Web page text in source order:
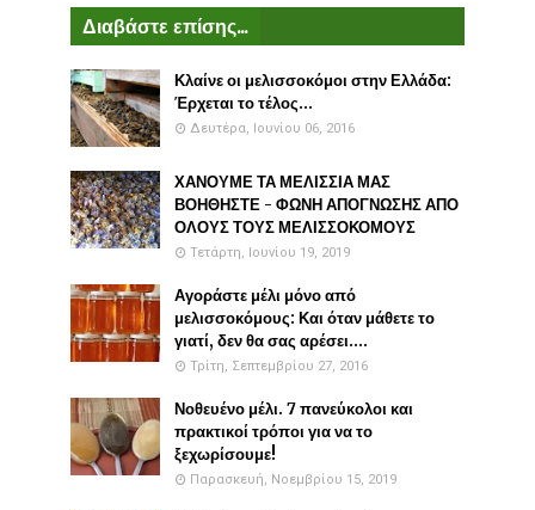
Διαβάστε επίσης...
Κλαίνε οι μελισσοκόμοι στην Ελλάδα:
Έρχεται το τέλος...
Δευτέρα, Ιουνίου 06, 2016
ΧΑΝΟΥΜΕ ΤΑ ΜΕΛΙΣΣΙΑ ΜΑΣ
ΒΟΗΘΗΣΤΕ - ΦΩΝΗ ΑΠΟΓΝΩΣΗΣ ΑΠΟ
ΟΛΟΥΣ ΤΟΥΣ ΜΕΛΙΣΣΟΚΟΜΟΥΣ
Τετάρτη, Ιουνίου 19, 2019
Αγοράστε μέλι μόνο από
μελισσοκόμους: Και όταν μάθετε το
γιατί, δεν θα σας αρέσει....
Τρίτη, Σεπτεμβρίου 27, 2016
Νοθευένο μέλι. 7 πανεύκολοι και
πρακτικοί τρόποι για να το
ξεχωρίσουμε!
Παρασκευή, Νοεμβρίου 15, 2019